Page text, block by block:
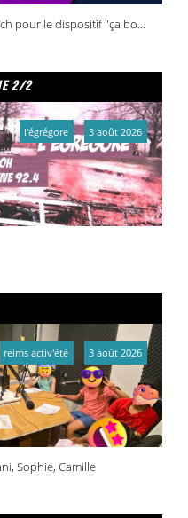
Association SEDO et ateliers Scratch pour le dispositif "ça bouge dans vos quartiers !"
2/2
l'égrégore 3 août 2026
Sophie, Camille
reims activ'été 3 août 2026